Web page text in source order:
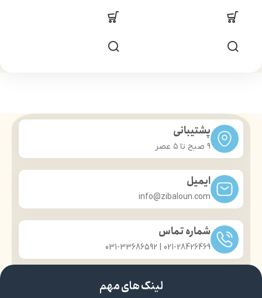
پشتیبانی
9 صبح تا ۵ عصر
ایمیل
info@zibaloun.com
شماره تماس
021-28426469 | 031-33686592
لینک های مهم